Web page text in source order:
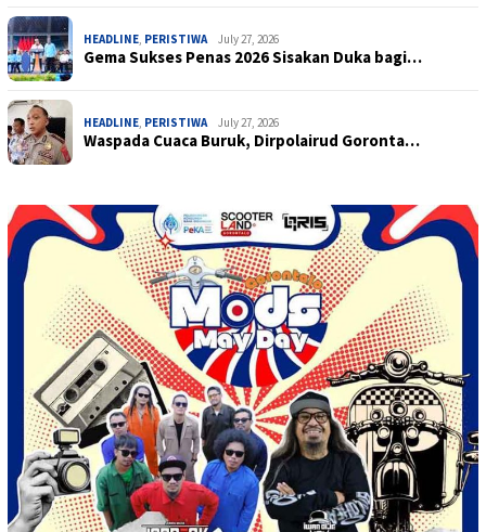
HEADLINE, PERISTIWA July 27, 2026
Gema Sukses Penas 2026 Sisakan Duka bagi…
HEADLINE, PERISTIWA July 27, 2026
Waspada Cuaca Buruk, Dirpolairud Goronta…